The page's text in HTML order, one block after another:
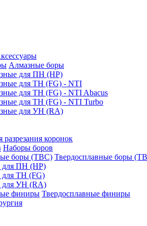
Алмазные боры
для ПН (HP)
для ТН (FG) - NTI
для ТН (FG) - NTI Abacus
для ТН (FG) - NTI Turbo
для УН (RA)
разрезания коронок
Наборы боров
Твердосплавные боры
ПН (HP)
ТН (FG)
УН (RA)
Твердосплавные финиры